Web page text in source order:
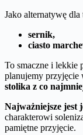
Jako alternatywę
sernik,
ciasto
To smaczne i lekkie
planujemy przyjęcie
stolika z co
Najważniejsze jest
charakterowi
pamiętne przyjęcie.